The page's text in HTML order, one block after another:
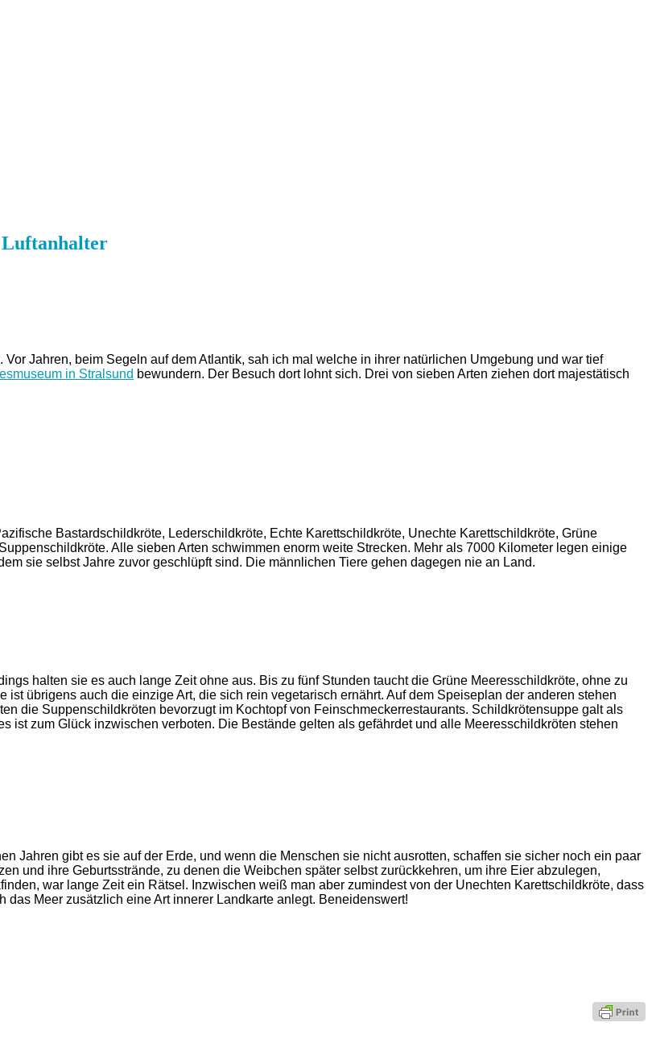
Luftanhalter
Jahren, beim Segeln auf dem Atlantik, sah ich mal welche in ihrer natürlichen Umgebung und war tief
in Stralsund bewundern. Der Besuch dort lohnt sich. Drei von sieben Arten ziehen dort majestätisch
Bastardschildkröte, Lederschildkröte, Echte Karettschildkröte, Unechte Karettschildkröte, Grüne
Alle sieben Arten schwimmen enorm weite Strecken. Mehr als 7000 Kilometer legen einige
sie selbst Jahre zuvor geschlüpft sind. Die männlichen Tiere gehen dagegen nie an Land.
halten sie es auch lange Zeit ohne aus. Bis zu fünf Stunden taucht die Grüne Meeresschildkröte, ohne zu
übrigens auch die einzige Art, die sich rein vegetarisch ernährt. Auf dem Speiseplan der anderen stehen
die Suppenschildkröten bevorzugt im Kochtopf von Feinschmeckerrestaurants. Schildkrötensuppe galt als
ist zum Glück inzwischen verboten. Die Bestände gelten als gefährdet und alle Meeresschildkröten stehen
Jahren gibt es sie auf der Erde, und wenn die Menschen sie nicht ausrotten, schaffen sie sicher noch ein paar
und ihre Geburtsstrände, zu denen die Weibchen später selbst zurückkehren, um ihre Eier abzulegen,
war lange Zeit ein Rätsel. Inzwischen weiß man aber zumindest von der Unechten Karettschildkröte, dass
Meer zusätzlich eine Art innerer Landkarte anlegt. Beneidenswert!